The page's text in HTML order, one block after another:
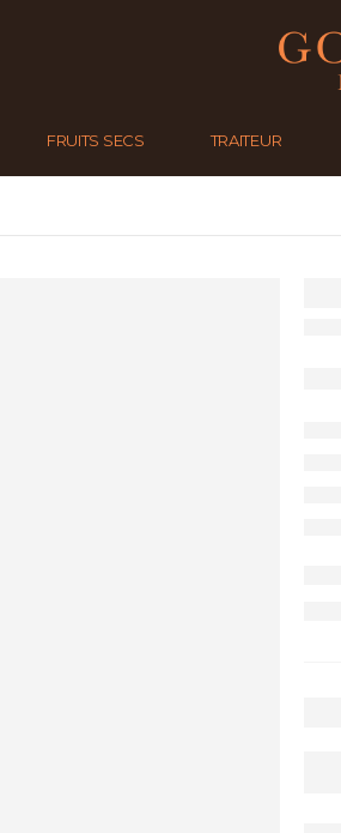
FRUITS SECS TRAITEUR